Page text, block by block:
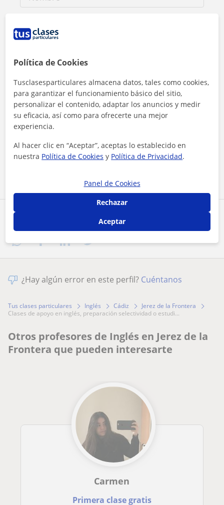
Comparte a este profesor
¿Hay algún error en este perfil? Cuéntanos
Tus clases particulares Inglés Cádiz
Jerez de la Frontera
clases de apoyo en inglés, preparación selectividad o estudi...
Otros profesores de Inglés en Jerez de la
Frontera que pueden interesarte
Carmen
Primera clase gratis
Política de Cookies
Tusclasesparticulares almacena datos, tales como cookies,
para garantizar el funcionamiento básico del sitio,
personalizar el contenido, adaptar los anuncios y medir
su eficacia, así como para ofrecerte una mejor
experiencia.
Al hacer clic en “Aceptar”, aceptas lo establecido en
nuestra Política de Cookies y Política de Privacidad.
Panel de Cookies
Rechazar
Aceptar